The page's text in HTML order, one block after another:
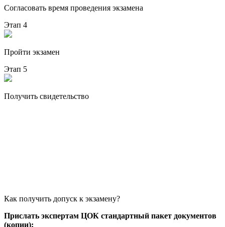
Согласовать время проведения экзамена
Этап 4
Пройти экзамен
Этап 5
Получить свидетельство
Как получить допуск к экзамену?
Прислать экспертам ЦОК стандартный пакет документов
(копии):